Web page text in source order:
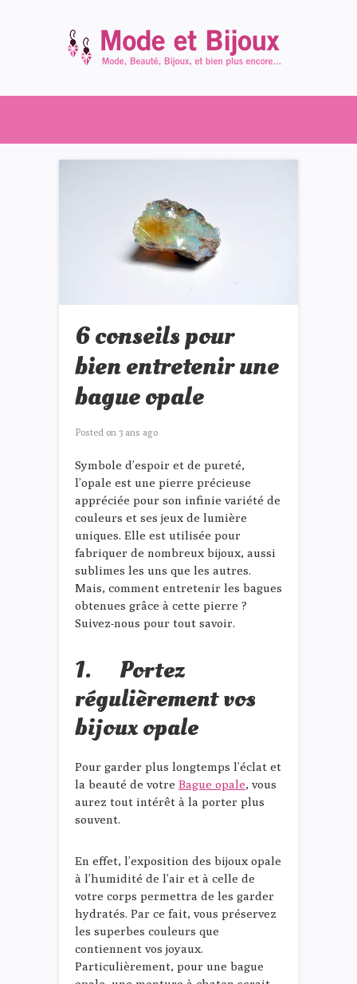
6 conseils pour
bien entretenir une
bague opale
Posted on 3 ans ago
Symbole d’espoir et de pureté,
l’opale est une pierre précieuse
appréciée pour son infinie variété de
couleurs et ses jeux de lumière
uniques. Elle est utilisée pour
fabriquer de nombreux bijoux, aussi
sublimes les uns que les autres.
Mais, comment entretenir les bagues
obtenues grâce à cette pierre ?
Suivez-nous pour tout savoir.
1. Portez
régulièrement vos
bijoux opale
Pour garder plus longtemps l’éclat et
la beauté de votre Bague opale, vous
aurez tout intérêt à la porter plus
souvent.
En effet, l’exposition des bijoux opale
à l’humidité de l’air et à celle de
votre corps permettra de les garder
hydratés. Par ce fait, vous préservez
les superbes couleurs que
contiennent vos joyaux.
Particulièrement, pour une bague